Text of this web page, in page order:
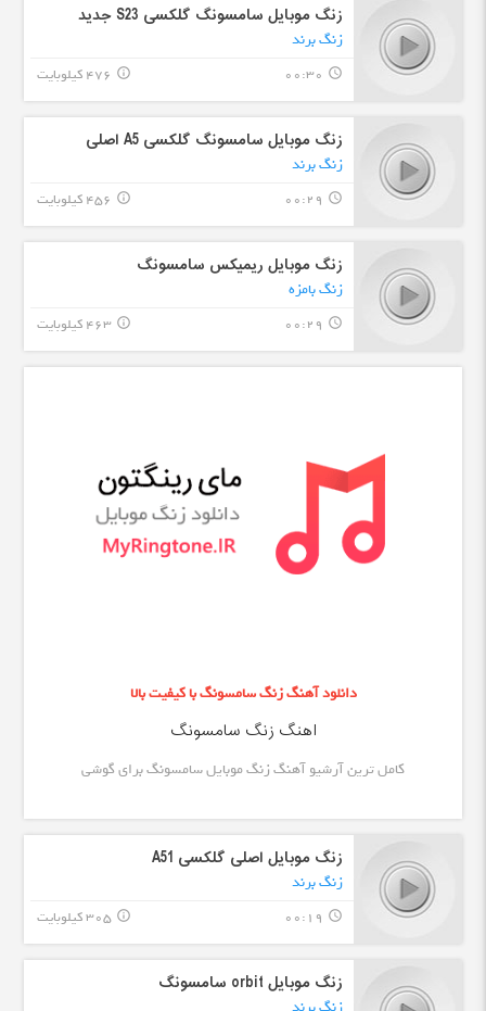
زنگ موبایل سامسونگ گلکسی S23 جدید
زنگ برند
query_builder
00:30 476 کیلوبایت info_outline
زنگ موبایل سامسونگ گلکسی A5 اصلی
زنگ برند
query_builder
00:29 456 کیلوبایت info_outline
زنگ موبایل ریمیکس سامسونگ
زنگ بامزه
query_builder
00:29 463 کیلوبایت info_outline
دانلود آهنگ زنگ سامسونگ با کیفیت بالا
اهنگ زنگ سامسونگ
کامل ترین آرشیو آهنگ زنگ موبایل سامسونگ برای گوشی
زنگ موبایل اصلی گلکسی A51
زنگ برند
query_builder
00:19 305 کیلوبایت info_outline
زنگ موبایل orbit سامسونگ